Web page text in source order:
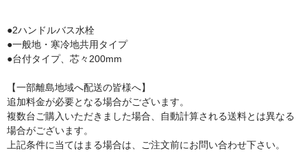
UB後付けタイプ
アクセサリーその他
タオル掛け・タオルリング・タオル棚
収納キャビネット・棚・化粧棚
●2ハンドルバス水栓
●一般地・寒冷地共用タイプ
●台付タイプ、芯々200mm
【一部離島地域へ配送の皆様へ】
追加料金が必要となる場合がございます。
複数台ご購入いただきました場合、自動計算される送料とは異なる
場合がございます。
上記条件に当てはまる場合は、ご注文前にお問い合わせ下さい。